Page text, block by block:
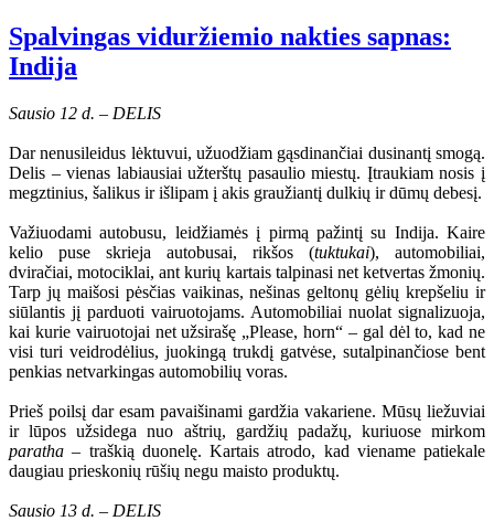
Spalvingas viduržiemio nakties sapnas:
Indija
Sausio 12 d. – DELIS
Dar nenusileidus lėktuvui, užuodžiam gąsdinančiai dusinantį smogą.
Delis – vienas labiausiai užterštų pasaulio miestų. Įtraukiam nosis į
megztinius, šalikus ir išlipam į akis graužiantį dulkių ir dūmų debesį.
Važiuodami autobusu, leidžiamės į pirmą pažintį su Indija. Kaire
kelio puse skrieja autobusai, rikšos (tuktukai), automobiliai,
dviračiai, motociklai, ant kurių kartais talpinasi net ketvertas žmonių.
Tarp jų maišosi pėsčias vaikinas, nešinas geltonų gėlių krepšeliu ir
siūlantis jį parduoti vairuotojams. Automobiliai nuolat signalizuoja,
kai kurie vairuotojai net užsirašę „Please, horn“ – gal dėl to, kad ne
visi turi veidrodėlius, juokingą trukdį gatvėse, sutalpinančiose bent
penkias netvarkingas automobilių voras.
Prieš poilsį dar esam pavaišinami gardžia vakariene. Mūsų liežuviai
ir lūpos užsidega nuo aštrių, gardžių padažų, kuriuose mirkom
paratha– traškią duonelę. Kartais atrodo, kad viename patiekale
daugiau prieskonių rūšių negu maisto produktų.
Sausio 13 d. – DELIS